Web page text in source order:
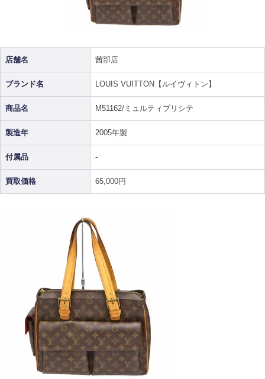
店舗名 茜部店
ブランド名 LOUIS VUITTON【ルイヴィトン】
商品名 M51162/ミュルティプリシテ
製造年 2005年製
付属品 -
買取価格 65,000円